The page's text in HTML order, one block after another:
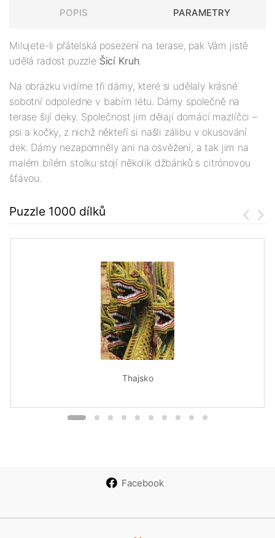
POPIS PARAMETRY
Milujete-li přátelská posezení na terase, pak Vám jistě
udělá radost puzzle Šicí Kruh.
Na obrázku vidíme tři dámy, které si udělaly krásné
sobotní odpoledne v babím létu. Dámy společně na
terase šijí deky. Společnost jim dělají domácí mazlíčci –
psi a kočky, z nichž někteří si našli zálibu v okusování
dek. Dámy nezapomněly ani na osvěžení, a tak jim na
malém bílém stolku stojí několik džbánků s citrónovou
šťávou.
Puzzle 1000 dílků
Thajsko
Facebook